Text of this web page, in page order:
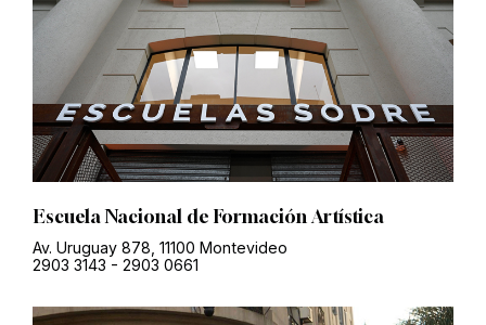
Escuela Nacional de Formación Artística
Av. Uruguay 878, 11100 Montevideo
2903 3143 - 2903 0661